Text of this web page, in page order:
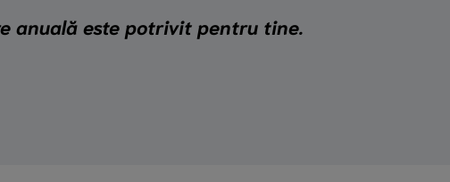
anuală este potrivit pentru tine.